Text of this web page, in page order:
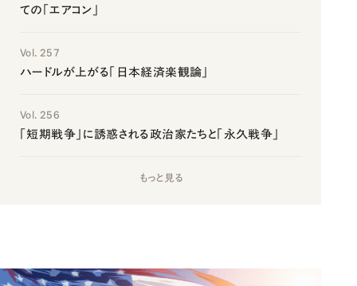
ての「エアコン」
Vol. 257
ハードルが上がる「日本経済楽観論」
Vol. 256
「短期戦争」に誘惑される政治家たちと「永久戦争」
もっと見る